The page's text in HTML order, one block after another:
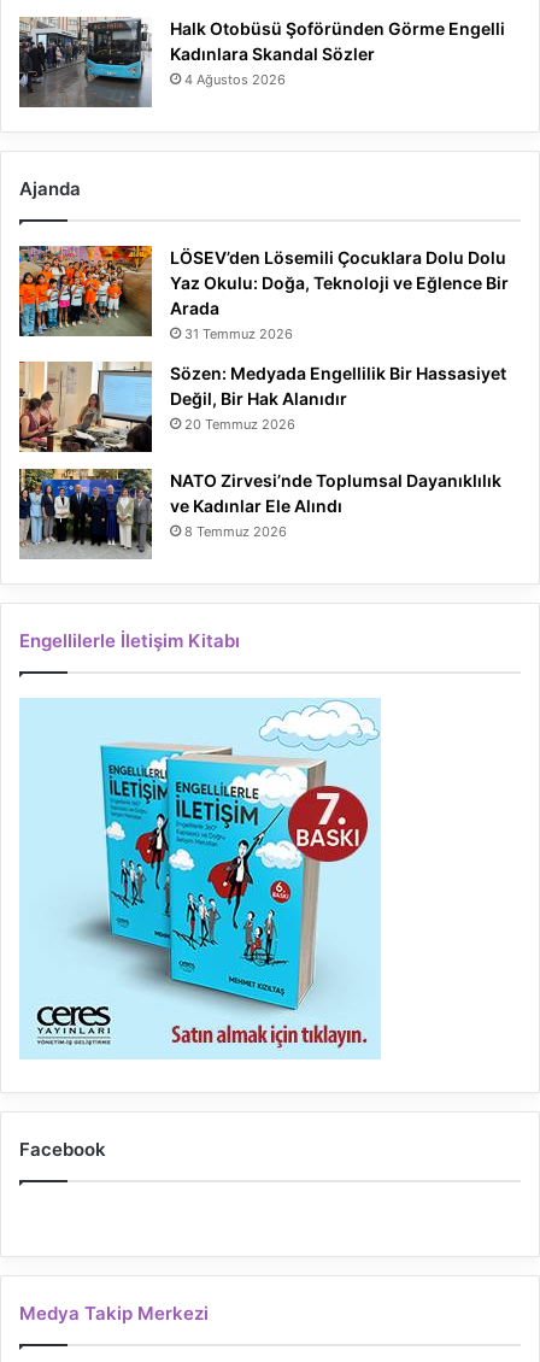
Halk Otobüsü Şoföründen Görme Engelli
Kadınlara Skandal Sözler
4 Ağustos 2026
Ajanda
LÖSEV’den Lösemili Çocuklara Dolu Dolu
Yaz Okulu: Doğa, Teknoloji ve Eğlence Bir
Arada
31 Temmuz 2026
Sözen: Medyada Engellilik Bir Hassasiyet
Değil, Bir Hak Alanıdır
20 Temmuz 2026
NATO Zirvesi’nde Toplumsal Dayanıklılık
ve Kadınlar Ele Alındı
8 Temmuz 2026
Engellilerle İletişim Kitabı
Facebook
Medya Takip Merkezi